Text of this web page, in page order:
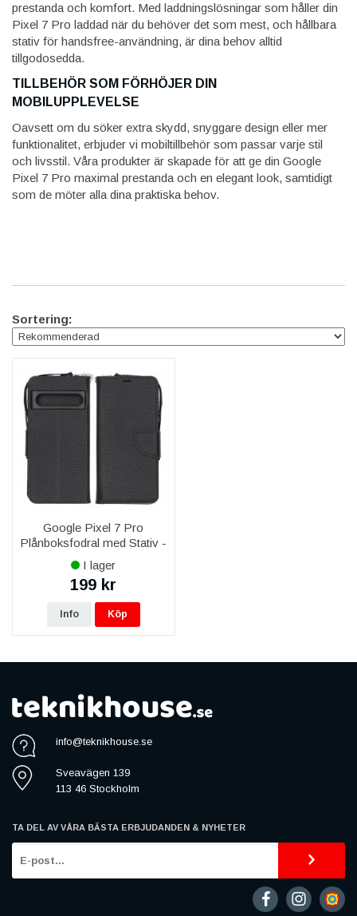
prestanda och komfort. Med laddningslösningar som håller din
Pixel 7 Pro laddad när du behöver det som mest, och hållbara
stativ för handsfree-användning, är dina behov alltid
tillgodosedda.
TILLBEHÖR SOM FÖRHÖJER DIN
MOBILUPPLEVELSE
Oavsett om du söker extra skydd, snyggare design eller mer
funktionalitet, erbjuder vi mobiltillbehör som passar varje stil
och livsstil. Våra produkter är skapade för att ge din Google
Pixel 7 Pro maximal prestanda och en elegant look, samtidigt
som de möter alla dina praktiska behov.
Sortering:
Google Pixel 7 Pro
Plånboksfodral med Stativ -
Svart
I lager
199 kr
Info Köp
info@teknikhouse.se
Sveavägen 139
113 46 Stockholm
TA DEL AV VÅRA BÄSTA ERBJUDANDEN & NYHETER